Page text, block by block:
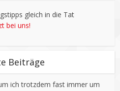
gleich in die Tat
bei uns!
Beiträge
ich trotzdem fast immer um